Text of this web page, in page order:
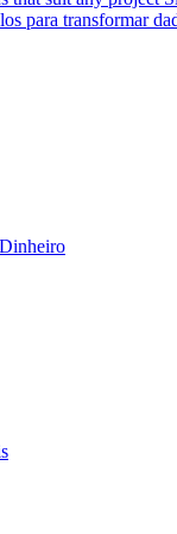
para transformar
Dinheiro